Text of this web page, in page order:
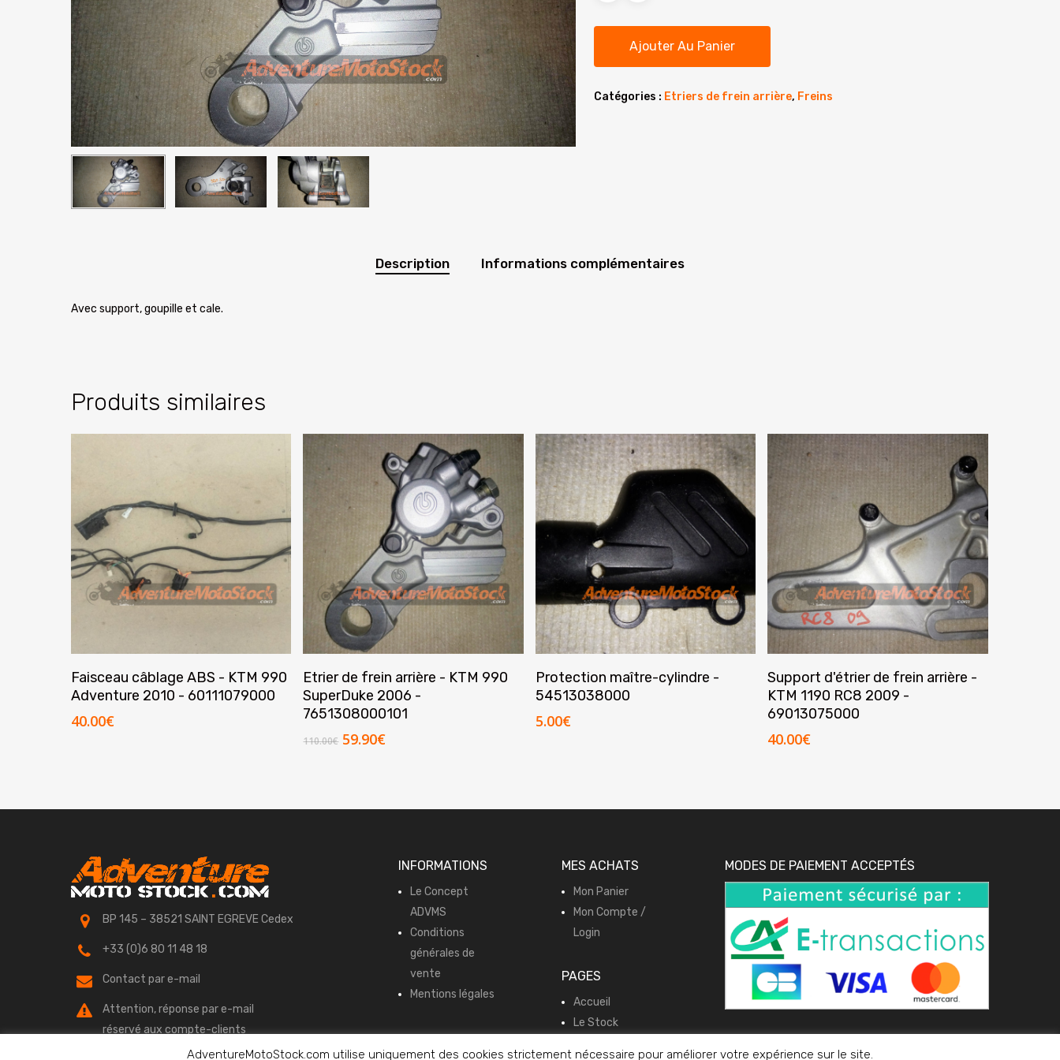
110.00€.59.90€.
Ajouter Au Panier
Catégories : Etriers de frein arrière, Freins
Description Informations complémentaires
Avec support, goupille et cale.
Produits similaires
Ajouter Au Panier
Faisceau câblage ABS - KTM 990
Adventure 2010 - 60111079000
40.00€
Ajouter Au Panier
Etrier de frein arrière - KTM 990
SuperDuke 2006 -
7651308000101
110.00€ Le
110.00€.
59.90€Le
59.90€.
Ajouter Au Panier
Protection maître-cylindre -
54513038000
5.00€
Ajouter Au Panier
Support d'étrier de frein arrière -
KTM 1190 RC8 2009 -
69013075000
40.00€
BP 145 – 38521 SAINT EGREVE Cedex
+33 (0)6 80 11 48 18
Contact par e-mail
Attention, réponse par e-mail
réservé aux compte-clients
INFORMATIONS
Le Concept
ADVMS
Conditions
générales de
vente
Mentions légales
MES ACHATS
Mon Panier
Mon Compte /
Login
PAGES
Accueil
Le Stock
MODES DE PAIEMENT ACCEPTÉS
AdventureMotoStock.com utilise uniquement des cookies strictement nécessaire pour améliorer votre expérience sur le site.